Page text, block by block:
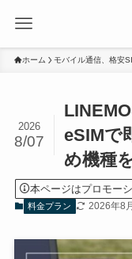
ホーム モバイル通信、格安
eSIMで
め機種
2026
8/07
本ページはプロモー
料金プラン 2026年8